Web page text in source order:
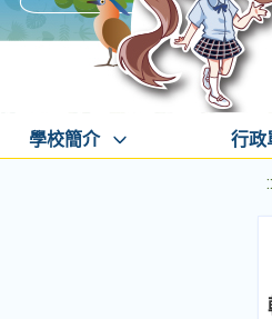
學校簡介 行政